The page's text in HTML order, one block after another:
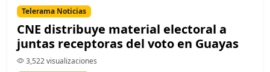
Telerama Noticias
CNE distribuye material electoral a
juntas receptoras del voto en Guayas
3,522 visualizaciones